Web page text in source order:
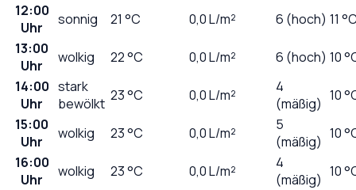
12:00
Uhr
sonnig 21 °C 0,0L/m² 6 (hoch) 11
13:00
Uhr
wolkig 22°C 0,0L/m² 6 (hoch) 10
14:00
Uhr
stark
bewölkt 23°C 0,0L/m²
4
(mäßig) 10
15:00
Uhr
wolkig 23°C 0,0L/m²
5
(mäßig) 10
16:00
Uhr
wolkig 23°C 0,0L/m²
4
(mäßig) 10